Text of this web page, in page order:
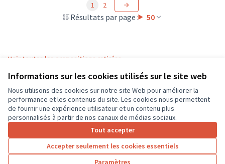
Informations sur les cookies utilisés sur le site web
Nous utilisons des cookies sur notre site Web pour améliorer la
performance et les contenus du site. Les cookies nous permettent
de fournir une expérience utilisateur et un contenu plus
personnalisés à partir de nos canaux de médias sociaux.
Tout accepter
Accepter seulement les cookies essentiels
Paramètres
Résultats par page : 50
1 2
Voir toutes les propositions retirées
Conditions d'utilisation
Paramètres des cookies
CD37 sur X
(Lien externe)
CD37 sur Facebook
CD37 sur Instagram
CD37 sur YouTube
(Lien externe)
Licence
(Lien